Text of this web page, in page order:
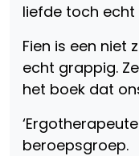
liefde toch echt
Fien is een niet
echt grappig.
het boek dat
beroepsgroep.